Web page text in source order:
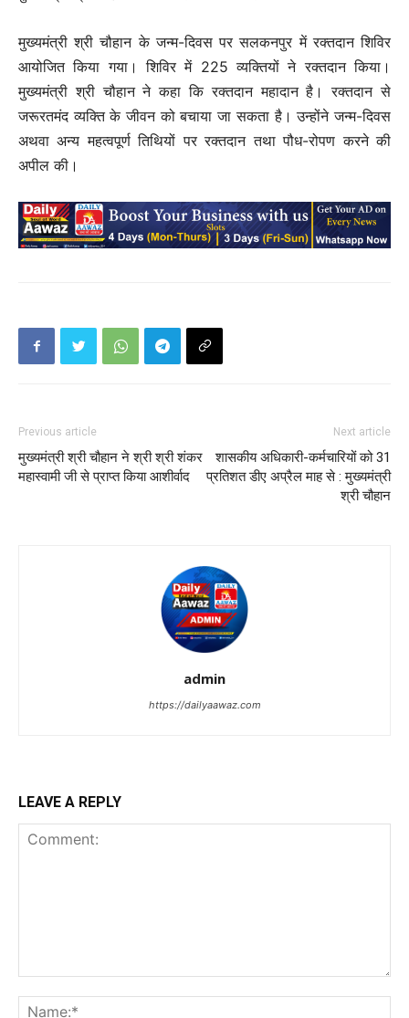
मुख्यमंत्री श्री चौहान के जन्म-दिवस पर सलकनपुर में रक्तदान शिविर
आयोजित किया गया। शिविर में 225 व्यक्तियों ने रक्तदान किया।
मुख्यमंत्री श्री चौहान ने कहा कि रक्तदान महादान है। रक्तदान से
जरूरतमंद व्यक्ति के जीवन को बचाया जा सकता है। उन्होंने जन्म-दिवस
अथवा अन्य महत्वपूर्ण तिथियों पर रक्तदान तथा पौध-रोपण करने की
अपील की।
Previous article
मुख्यमंत्री श्री चौहान ने श्री श्री शंकर
महास्वामी जी से प्राप्त किया आशीर्वाद
Next article
शासकीय अधिकारी-कर्मचारियों को 31
प्रतिशत डीए अप्रैल माह से : मुख्यमंत्री
श्री चौहान
admin
https://dailyaawaz.com
LEAVE A REPLY